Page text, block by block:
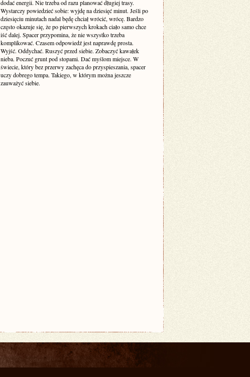
dodać energii. Nie trzeba od razu planować długiej trasy.
Wystarczy powiedzieć sobie: wyjdę na dziesięć minut. Jeśli po
dziesięciu minutach nadal będę chciał wrócić, wrócę. Bardzo
często okazuje się, że po pierwszych krokach ciało samo chce
iść dalej. Spacer przypomina, że nie wszystko trzeba
komplikować. Czasem odpowiedź jest naprawdę prosta.
Wyjść. Oddychać. Ruszyć przed siebie. Zobaczyć kawałek
nieba. Poczuć grunt pod stopami. Dać myślom miejsce. W
świecie, który bez przerwy zachęca do przyspieszania, spacer
uczy dobrego tempa. Takiego, w którym można jeszcze
zauważyć siebie.